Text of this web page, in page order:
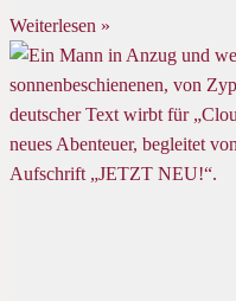
Weiterlesen »